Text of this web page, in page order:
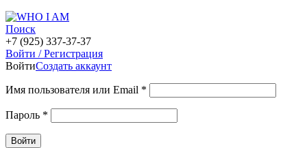
Поиск
+7 (925) 337-37-37
Войти / Регистрация
ВойтиСоздать аккаунт
Имя пользователя или Email *
Пароль *
Войти